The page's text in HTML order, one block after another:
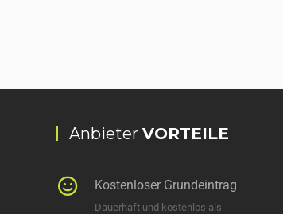
Anbieter VORTEILE
Kostenloser Grundeintrag
Dauerhaft und kostenlos als